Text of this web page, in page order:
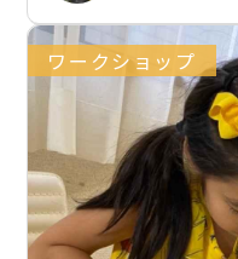
ワークショップ